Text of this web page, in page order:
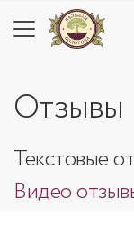
Отзывы
Текстовые
Видео